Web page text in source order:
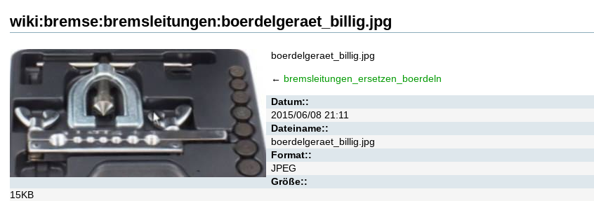
wiki:bremse:bremsleitungen:boerdelgeraet_billig.jpg
boerdelgeraet_billig.jpg
← bremsleitungen_ersetzen_boerdeln
Datum::
2015/06/08 21:11
Dateiname::
boerdelgeraet_billig.jpg
Format::
JPEG
Größe::
15KB